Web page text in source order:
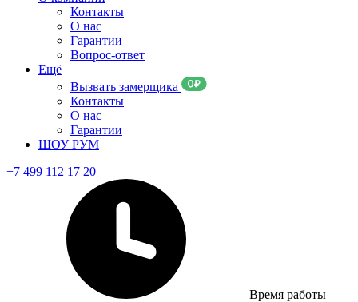
Контакты
О нас
Гарантии
Вопрос-ответ
Ещё
Вызвать замерщика
Контакты
О нас
Гарантии
ШОУ РУМ
+7 499 112 17 20
Время работы